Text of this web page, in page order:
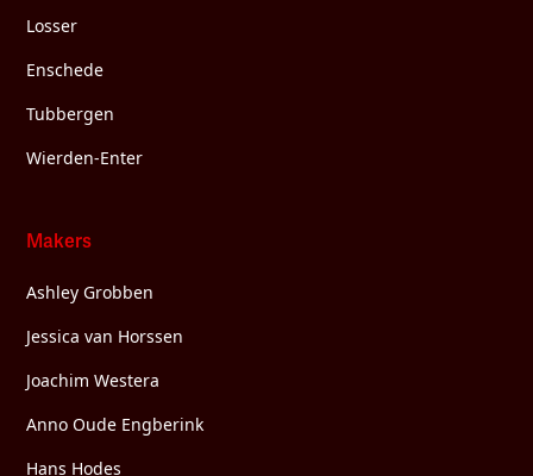
Losser
Enschede
Tubbergen
Wierden-Enter
Makers
Ashley Grobben
Jessica van Horssen
Joachim Westera
Anno Oude Engberink
Hans Hodes